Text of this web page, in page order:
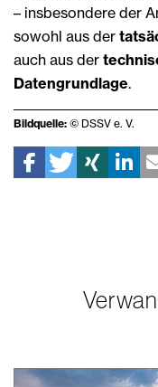
– insbesondere der
sowohl aus der
auch aus der
Datengrundlage.
Bildquelle: © DSSV e. V.